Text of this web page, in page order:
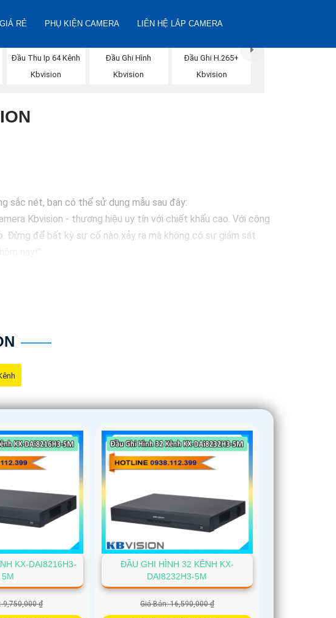
RẺ PHỤ KIỆN CAMERA LIÊN HỆ LẮP CAMERA
Đầu Thu Ip 64 Kênh
Kbvision
Đầu Ghi Hình
Kbvision
Đầu Ghi H.265+
Kbvision
sắc nét, bạn có thể sử dụng mẫu sau đây:
Kbvision - thương hiệu uy tín với chiết khấu cao. Với công
Đừng để bất kỳ sự cố nào xảy ra mà không có sự giám sát
KX-DAI8216H3-
5M
9,750,000 ₫
ĐẦU GHI HÌNH 32 KÊNH KX-
DAI8232H3-5M
Giá Bán: 16,590,000 ₫